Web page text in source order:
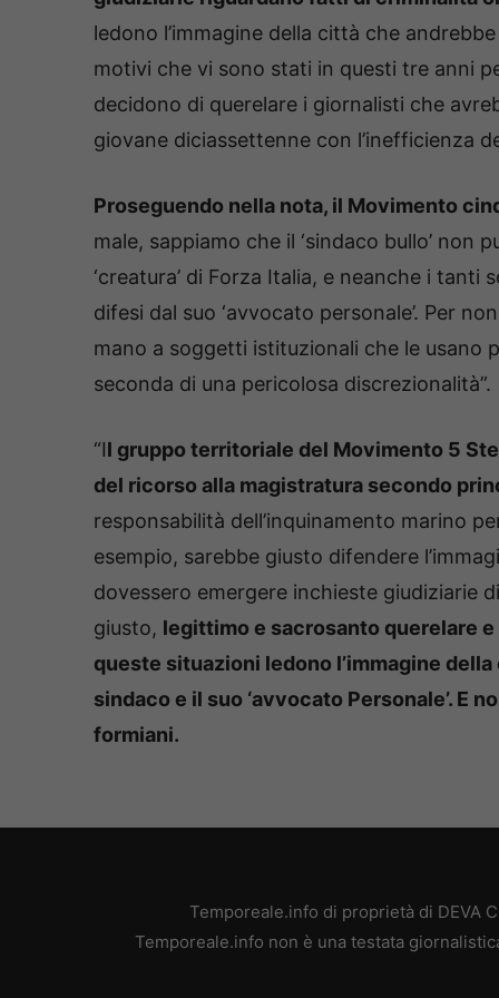
ledono l’immagine della città che
motivi che vi sono stati in questi tre anni
decidono di querelare i giornalisti che
giovane diciassettenne con l’inefficienza
Proseguendo nella nota, il Movimento
male, sappiamo che il ‘sindaco bullo’ non
‘creatura’ di Forza Italia, e neanche i
difesi dal suo ‘avvocato personale’. Per
mano a soggetti istituzionali che le usano
seconda di una pericolosa discrezionalità”.
“Il gruppo territoriale del Movimento 5
del ricorso alla magistratura secondo
responsabilità dell’inquinamento marino
esempio, sarebbe giusto difendere
dovessero emergere inchieste giudiziarie
giusto, legittimo e sacrosanto querelare
queste situazioni ledono l’immagine
sindaco e il suo ‘avvocato Personale’. E
formiani.
Temporeale.info di proprietà di DEVA
Temporeale.info non è una testata